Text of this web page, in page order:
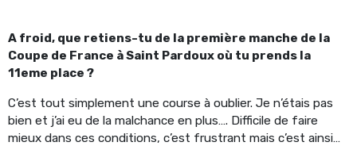
A froid, que retiens-tu de la première manche de la
Coupe de France à Saint Pardoux où tu prends la
11eme place ?
C’est tout simplement une course à oublier. Je n’étais pas
bien et j’ai eu de la malchance en plus…. Difficile de faire
mieux dans ces conditions, c’est frustrant mais c’est ainsi…